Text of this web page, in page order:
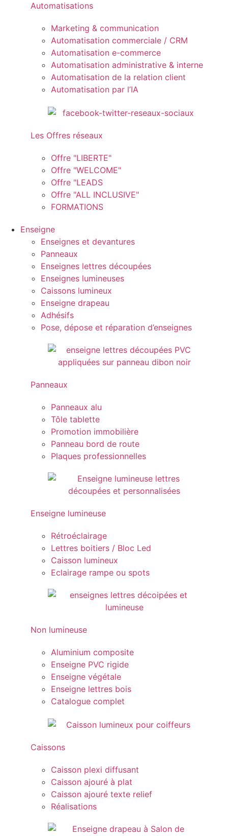
Automatisations
Marketing & communication
Automatisation commerciale / CRM
Automatisation e-commerce
Automatisation administrative & interne
Automatisation de la relation client
Automatisation par l’IA
Les Offres réseaux
Offre "LIBERTE"
Offre "WELCOME"
Offre "LEADS
Offre "ALL INCLUSIVE"
FORMATIONS
Enseigne
Enseignes et devantures
Panneaux
Enseignes lettres découpées
Enseignes lumineuses
Caissons lumineux
Enseigne drapeau
Adhésifs
Pose, dépose et réparation d’enseignes
Panneaux
Panneaux alu
Tôle tablette
Promotion immobilière
Panneau bord de route
Plaques professionnelles
Enseigne lumineuse
Rétroéclairage
Lettres boitiers / Bloc Led
Caisson lumineux
Eclairage rampe ou spots
Non lumineuse
Aluminium composite
Enseigne PVC rigide
Enseigne végétale
Enseigne lettres bois
Catalogue complet
Caissons
Caisson plexi diffusant
Caisson ajouré à plat
Caisson ajouré texte relief
Réalisations